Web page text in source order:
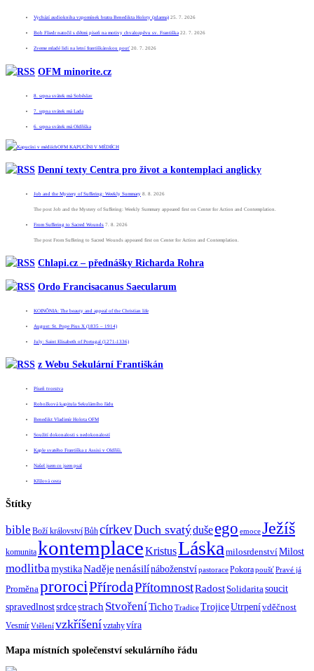
Vychází audiokniha vzpomínek bratra Benedikta Holoty (zdarma) 25. 7. 2026
Bob Fliedr natočil s dětmi píseň na motivy chvalozpěvu sv. Františka 22. 7. 2026
Zveme mladé lidi na letní františkánskou pouť 20. 7. 2026
OFM minorite.cz
8. srpna svátek má Soběslav
7. srpna svátek má Lada
6. srpna svátek má Oldřiška
OFM KAPUCÍNI V MÉDIÍCH
Denní texty Centra pro život a kontemplaci anglicky
Job and the Mystery of Suffering: Weekly Summary 8. 8. 2026
The post Job and the Mystery of Suffering: Weekly Summary appeared first on Center for Action and Contemplation.
From Suffering to Sacred Wounds 7. 8. 2026
The post From Suffering to Sacred Wounds appeared first on Center for Action and Contemplation.
Chlapi.cz – přednášky Richarda Rohra
Ordo Francisacanus Saecularum
KOINÕNIA: The beauty and appeal of the Christian life
August: St. Pope Pius X (1835 – 1914)
July: Saint Elisabeth of Portugal (1271-1336)
z Webu Sekulární Františkán
Píseň tvorstva
Rohožková kapitula Sekulárního řádu
Benedikt Vladimír Holota OFM
Soužití dokonalosti s nedokonalostí
Kaple svatého Františka z Assisi v Oldřiši.
Našel jsem co jsem psal
Křížová cesta
Štítky
bible Boží královstvíBůhcírkevDuch svatýdušeego emoceJežíš
komunitakontemplaceKristusLáska milosrdenstvíMilost
modlitbamystikaNadějenenásilínáboženstvípastoracePokorapoušťPravé já
ProměnaprorociPřírodaPřítomnostRadostSolidaritasoucit
spravedlnostsrdcestrach StvořeníTicho TradiceTrojiceUtrpenívděčnost
VesmírVtělenívzkříšenívztahyvíra
Mapa místních společenství sekulárního řádu